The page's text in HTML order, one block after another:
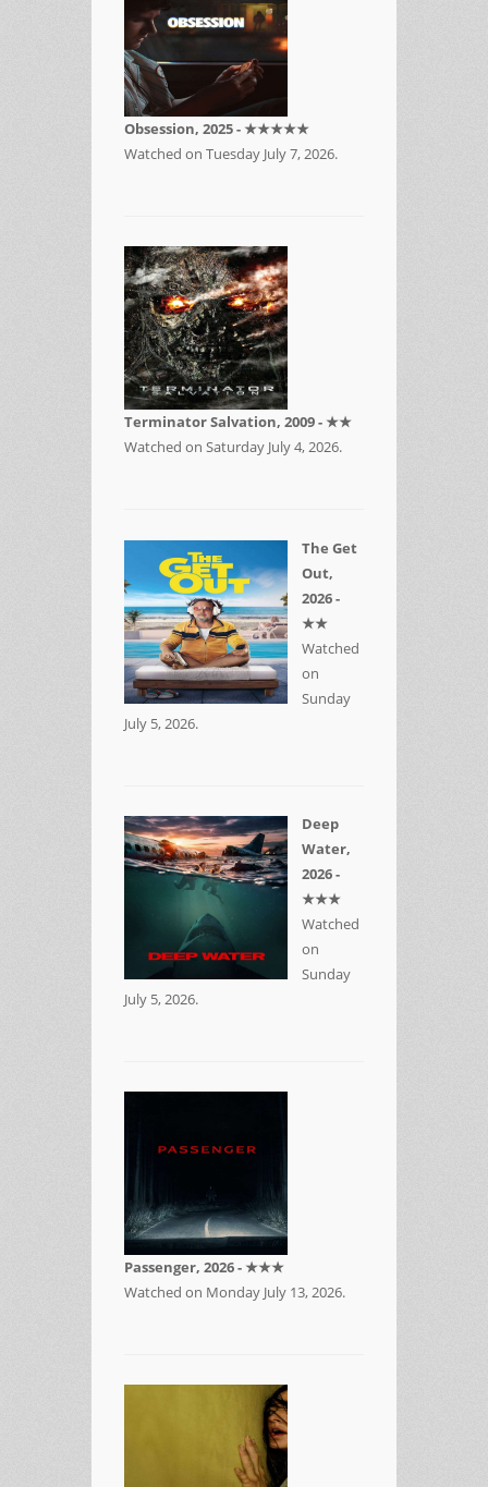
Obsession, 2025 - ★★★★★
Watched on Tuesday July 7, 2026.
Terminator Salvation, 2009 - ★★
Watched on Saturday July 4, 2026.
The Get
Out,
2026 -
★★
Watched
on
Sunday
July 5, 2026.
Deep
Water,
2026 -
★★★
Watched
on
Sunday
July 5, 2026.
Passenger, 2026 - ★★★
Watched on Monday July 13, 2026.